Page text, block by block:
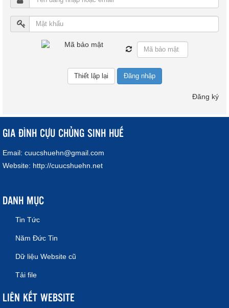
Đăng nhập
Đăng ký
GIA ĐÌNH CỰU CHỦNG SINH HUẾ
Email: cuucshuehn@gmail.com
Website: http://cuucshuehn.net
DANH MỤC
Tin Tức
Năm Đức Tin
Dữ liệu Website cũ
Tải file
LIÊN KẾT WEBSITE